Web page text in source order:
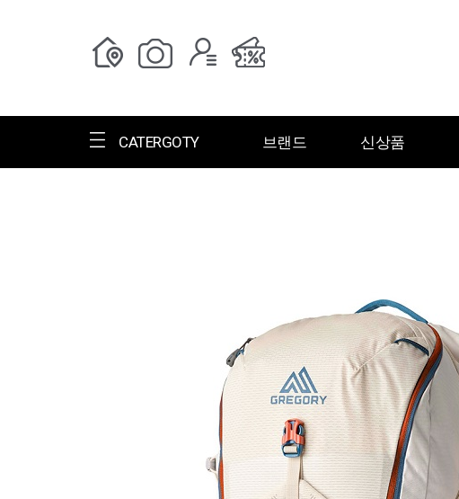
CATERGOTY 브랜드 신상품
ㄹ ㅁ ㅇ ㅈ
그레고리